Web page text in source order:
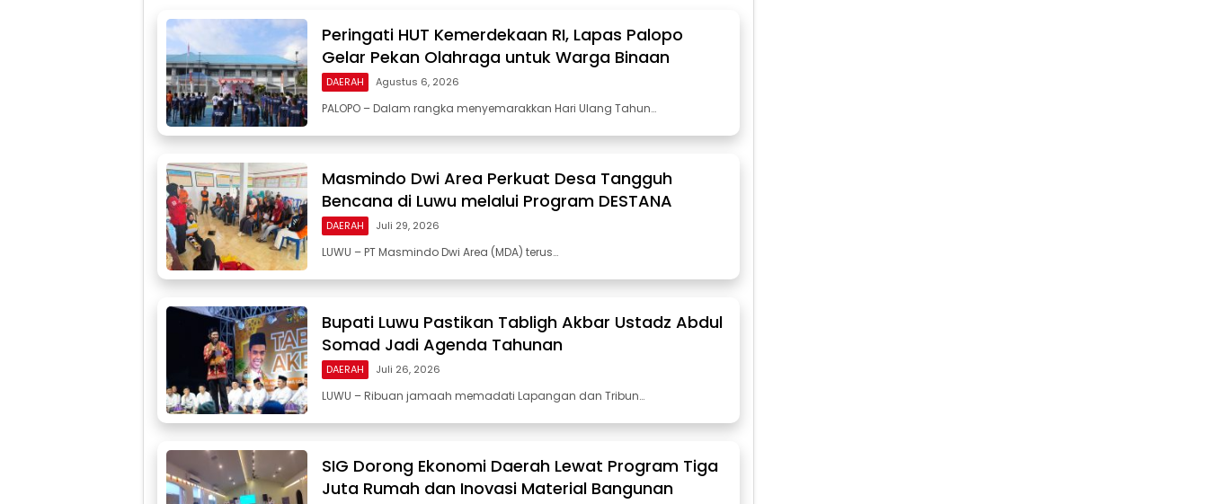
Peringati HUT Kemerdekaan RI, Lapas Palopo
Gelar Pekan Olahraga untuk Warga Binaan
DAERAH Agustus 6, 2026
PALOPO – Dalam rangka menyemarakkan Hari Ulang Tahun…
Masmindo Dwi Area Perkuat Desa Tangguh
Bencana di Luwu melalui Program DESTANA
DAERAH Juli 29, 2026
LUWU – PT Masmindo Dwi Area (MDA) terus…
Bupati Luwu Pastikan Tabligh Akbar Ustadz Abdul
Somad Jadi Agenda Tahunan
DAERAH Juli 26, 2026
LUWU – Ribuan jamaah memadati Lapangan dan Tribun…
SIG Dorong Ekonomi Daerah Lewat Program Tiga
Juta Rumah dan Inovasi Material Bangunan